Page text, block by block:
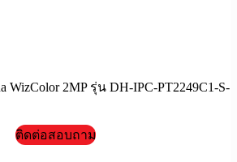
WizColor 2MP รุ่น DH-IPC-PT2249C1-S-
ติดต่อสอบถาม